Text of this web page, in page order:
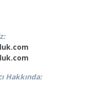
Hakkında: